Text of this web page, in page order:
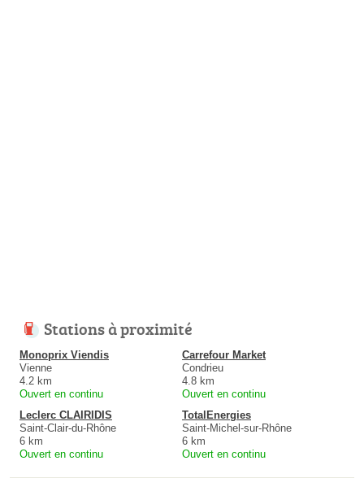
Stations à proximité
Monoprix Viendis
Vienne
4.2 km
Ouvert en continu
Carrefour Market
Condrieu
4.8 km
Ouvert en continu
Leclerc CLAIRIDIS
Saint-Clair-du-Rhône
6 km
Ouvert en continu
TotalEnergies
Saint-Michel-sur-Rhône
6 km
Ouvert en continu